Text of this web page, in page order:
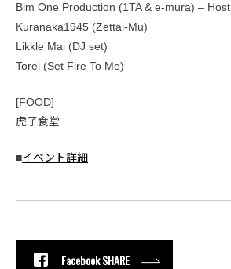
Bim One Production (1TA & e-mura) – Host
Kuranaka1945 (Zettai-Mu)
Likkle Mai (DJ set)
Torei (Set Fire To Me)
[FOOD]
虎子食堂
■イベント詳細
Facebook SHARE